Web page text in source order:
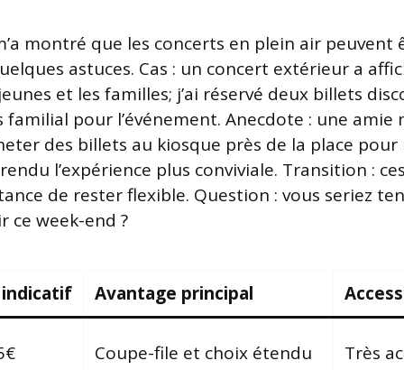
montré que les concerts en plein air peuvent
astuces. Cas : un concert extérieur a
et les familles; j’ai réservé deux billets
pour l’événement. Anecdote : une amie
des billets au kiosque près de la place
l’expérience plus conviviale. Transition :
de rester flexible. Question : vous seriez
ce week-end ?
Avantage principal
Coupe-file et choix étendu Très